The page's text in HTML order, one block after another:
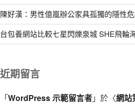
陳好漢：男性億嵐辦公家具孤獨的隱性
台包養網站比較七星閃爍泉城 SHE飛輪
近期留言
「WordPress 示範留言者」於〈網站